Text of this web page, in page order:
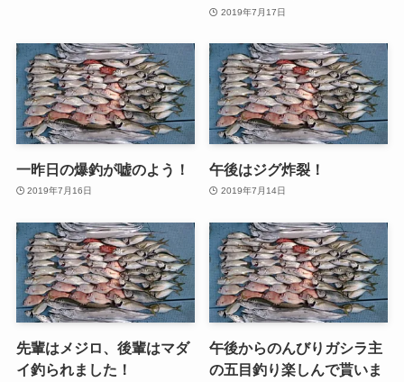
2019年7月17日
一昨日の爆釣が嘘のよう！
2019年7月16日
午後はジグ炸裂！
2019年7月14日
先輩はメジロ、後輩はマダ
イ釣られました！
午後からのんびりガシラ主
の五目釣り楽しんで貰いま